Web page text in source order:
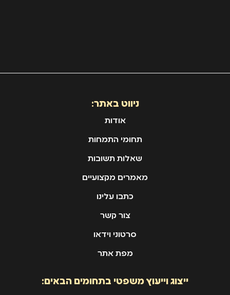
ניווט באתר:
אודות
תחומי התמחות
שאלות תשובות
מאמרים מקצועיים
כתבו עלינו
צור קשר
סרטוני וידאו
מפת אתר
ייצוג וייעוץ משפטי בתחומים הבאים: